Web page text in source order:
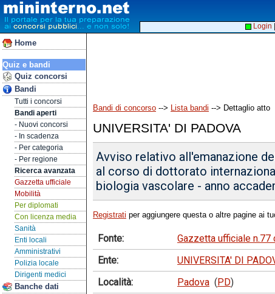
Home
Quiz e bandi
Quiz concorsi
Bandi
Tutti i concorsi
Bandi aperti
- Nuovi concorsi
- In scadenza
- Per categoria
- Per regione
Ricerca avanzata
Gazzetta ufficiale
Mobilità
Per diplomati
Con licenza media
Sanità
Enti locali
Amministrativi
Polizia locale
Dirigenti medici
Banche dati
Login
Bandi di concorso --> Lista bandi --> Dettaglio atto
UNIVERSITA' DI PADOVA
Avviso relativo all'emanazione
al corso di dottorato
biologia vascolare - anno
Registrati per aggiungere questa o altre pagine ai
Fonte:
Gazzetta ufficiale
Ente:
UNIVERSITA' DI
Località:
Padova (PD)